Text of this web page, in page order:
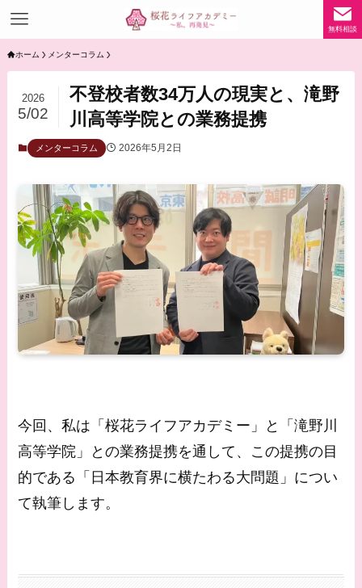
無料相談
ホーム メンターコラム
不登校者数34万人の現実と、滝野
川高等学院との業務提携
2026
5/02
メンターコラム 2026年5月2日
今回、私は「桜花ライフアカデミー」と「滝野川
高等学院」との業務提携を通して、この提携の目
的である「日本教育界に横たわる大問題」につい
て執筆します。